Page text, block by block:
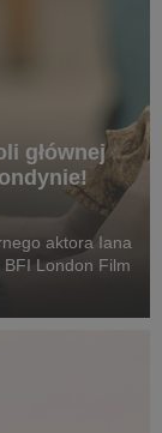
głównej
aktora Iana
London Film